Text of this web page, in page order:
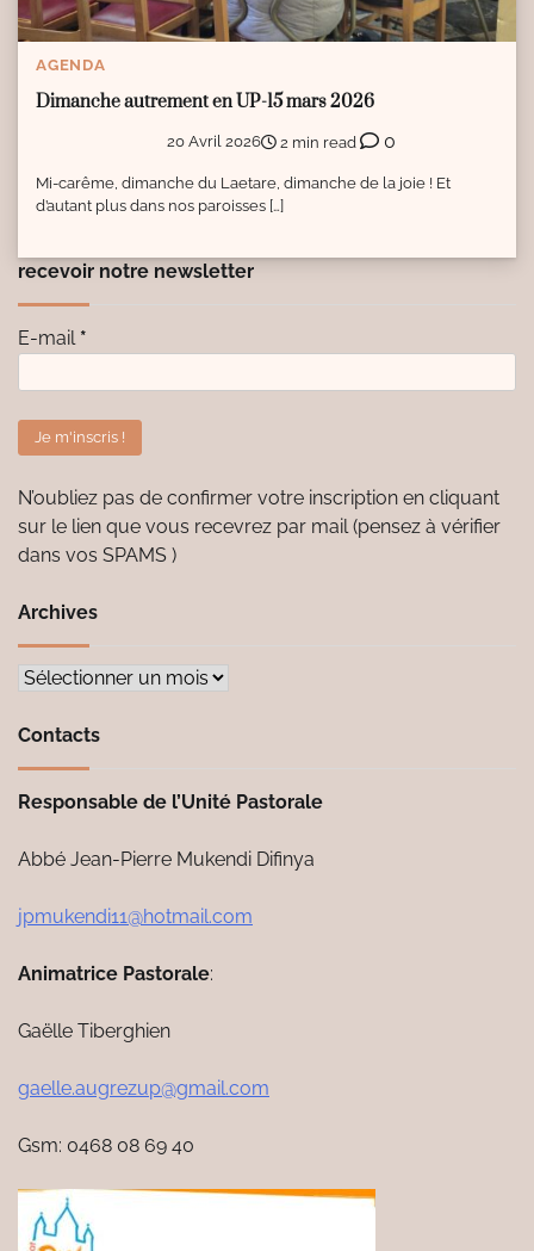
AGENDA
Dimanche autrement en UP-15 mars 2026
20 Avril 2026 2 min read 0
Mi-carême, dimanche du Laetare, dimanche de la joie ! Et
d’autant plus dans nos paroisses […]
recevoir notre newsletter
E-mail *
N’oubliez pas de confirmer votre inscription en cliquant
sur le lien que vous recevrez par mail (pensez à vérifier
dans vos SPAMS )
Archives
Archives
Contacts
Responsable de l’Unité Pastorale
Abbé Jean-Pierre Mukendi Difinya
jpmukendi11@hotmail.com
Animatrice Pastorale:
Gaëlle Tiberghien
gaelle.augrezup@gmail.com
Gsm: 0468 08 69 40